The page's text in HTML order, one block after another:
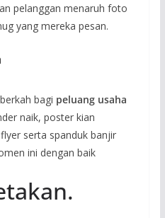
pelanggan menaruh foto
yang mereka pesan.
bagi peluang usaha
naik, poster kian
serta spanduk banjir
ini dengan baik